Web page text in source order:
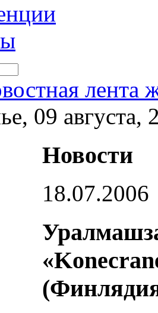
лента
09 августа,
Новости
18.07.2006